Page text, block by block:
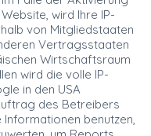
wird Ihre IP-
von Mitgliedstaaten
Vertragsstaaten
Wirtschaftsraum
wird die volle IP-
in den USA
des Betreibers
benutzen,